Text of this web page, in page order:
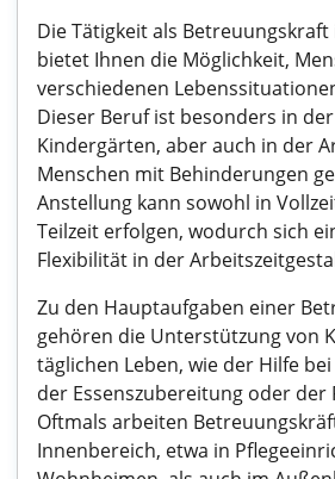
Die Tätigkeit als
bietet Ihnen die Möglichkeit,
verschiedenen
Dieser Beruf ist besonders in
Kindergärten, aber auch in der
Menschen mit Behinderungen
Anstellung kann sowohl in
Teilzeit erfolgen, wodurch sich
Flexibilität in der
Zu den Hauptaufgaben einer
gehören die Unterstützung von
täglichen Leben, wie der Hilfe
der Essenszubereitung oder der
Oftmals arbeiten
Innenbereich, etwa in